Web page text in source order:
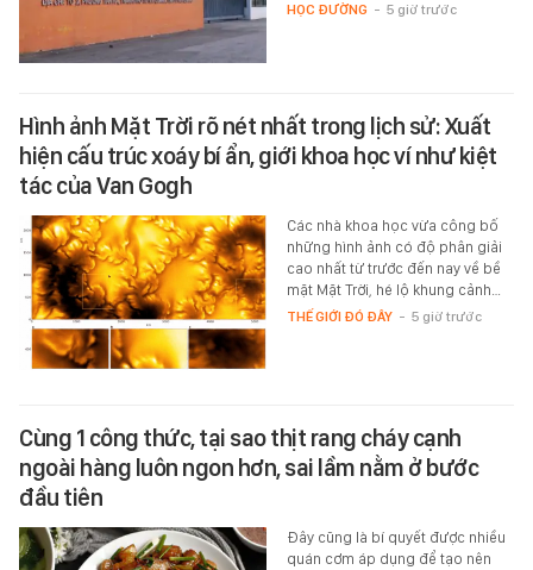
HỌC ĐƯỜNG - 5 giờ trước
Hình ảnh Mặt Trời rõ nét nhất trong lịch sử: Xuất
hiện cấu trúc xoáy bí ẩn, giới khoa học ví như kiệt
tác của Van Gogh
Các nhà khoa học vừa công bố
những hình ảnh có độ phân giải
cao nhất từ trước đến nay về bề
mặt Mặt Trời, hé lộ khung cảnh…
THẾ GIỚI ĐÓ ĐÂY - 5 giờ trước
Cùng 1 công thức, tại sao thịt rang cháy cạnh
ngoài hàng luôn ngon hơn, sai lầm nằm ở bước
đầu tiên
Đây cũng là bí quyết được nhiều
quán cơm áp dụng để tạo nên